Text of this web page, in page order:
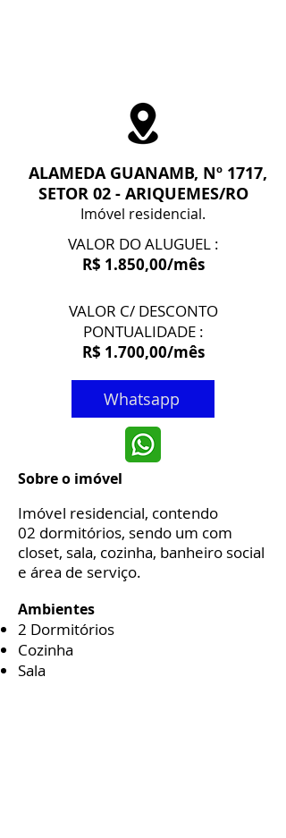
ALAMEDA GUANAMB, Nº 1717,
SETOR 02 - ARIQUEMES/RO
Imóvel residencial.
VALOR DO ALUGUEL :
R$ 1.850,00/mês
VALOR C/ DESCONTO
PONTUALIDADE :
R$ 1.700,00/mês
Whatsapp
Sobre o imóvel
Imóvel residencial, contendo
02 dormitórios, sendo um com
closet, sala, cozinha, banheiro social
e área de serviço.
Ambientes
2 Dormitórios
Cozinha
Sala